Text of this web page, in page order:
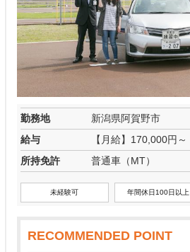
勤務地
新潟県阿賀野市
給与
【月給】170,000円～
所持免許
普通車（MT）
未経験可 年間休日100日以上
RECOMMENDED POINT